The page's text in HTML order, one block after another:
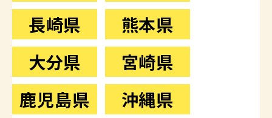
長崎県
熊本県
大分県
宮崎県
鹿児島県
沖縄県